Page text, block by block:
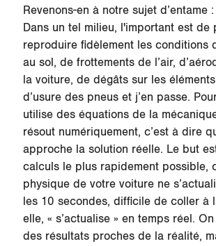
Revenons-en à notre sujet d’entame
Dans un tel milieu, l'important est de
reproduire fidèlement les conditions
au sol, de frottements de l’air,
la voiture, de dégâts sur les
d’usure des pneus et j’en passe.
utilise des équations de la
résout numériquement, c’est à dire
approche la solution réelle. Le but
calculs le plus rapidement possible,
physique de votre voiture ne
les 10 secondes, difficile de coller à
elle, « s’actualise » en temps réel.
des résultats proches de la réalité,